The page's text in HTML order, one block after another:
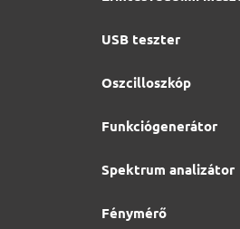
USB teszter
Oszcilloszkóp
Funkciógenerátor
Spektrum analizátor
Fénymérő